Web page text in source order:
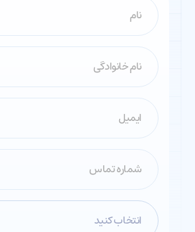
انتخاب کنید